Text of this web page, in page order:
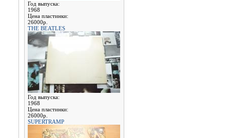
Год выпуска:
1968
Цена пластинки:
26000р.
THE BEATLES
Год выпуска:
1968
Цена пластинки:
26000р.
SUPERTRAMP